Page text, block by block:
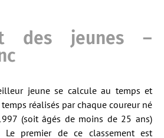
des jeunes –
jeune se calcule au temps et
réalisés par chaque coureur né
(soit âgés de moins de 25 ans)
premier de ce classement est